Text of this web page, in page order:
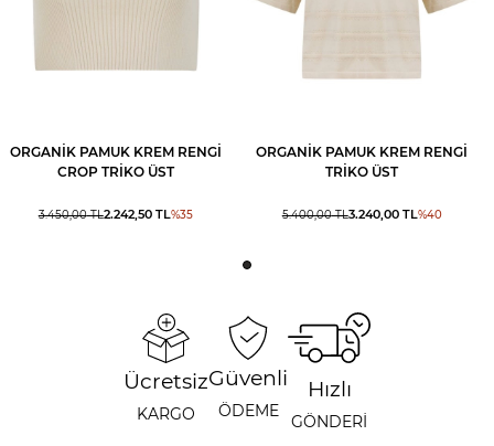
ORGANIK PAMUK KREM RENGI
CROP TRIKO ÜST
3.450,00TL2.242,50TL%35
ORGANIK PAMUK KREM RENGI
TRIKO ÜST
5.400,00TL3.240,00TL%40
Ücretsiz
KARGO
Güvenli
ÖDEME
Hızlı
GÖNDERİ